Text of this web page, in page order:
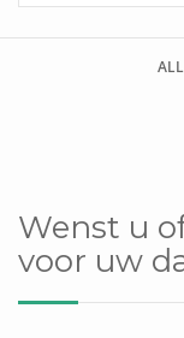
Dakraam
Wenst u
voor uw